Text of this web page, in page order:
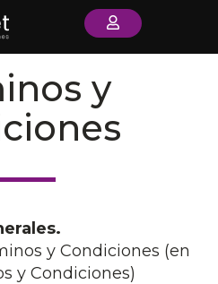
y
y Condiciones (en
y Condiciones)